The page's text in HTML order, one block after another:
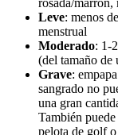
Leve: menos
menstrual
Moderado: 1-
(del tamaño de
Grave:
sangrado no
una gran
También
pelota de golf